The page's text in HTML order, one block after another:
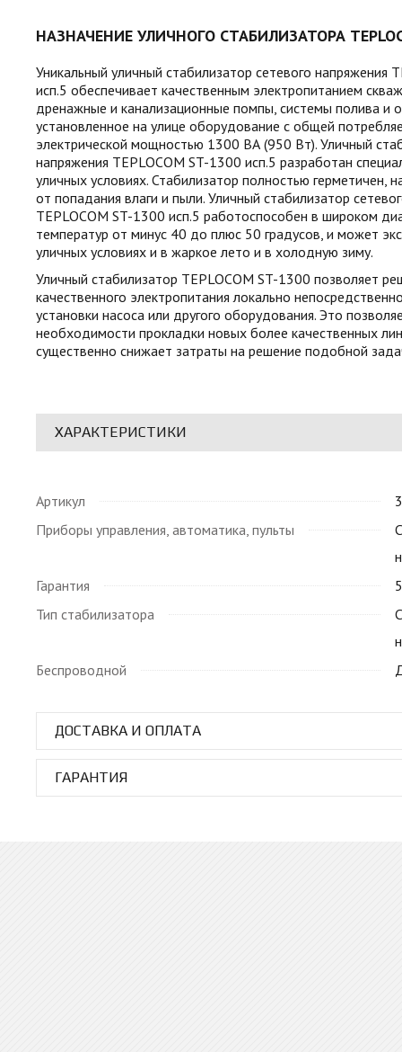
НАЗНАЧЕНИЕ УЛИЧНОГО СТАБИЛИЗАТОРА
Уникальный уличный стабилизатор сетевого напряжения
исп.5 обеспечивает качественным электропитанием
дренажные и канализационные помпы, системы полива и
установленное на улице оборудование с общей
электрической мощностью 1300 ВА (950 Вт). Уличный
напряжения TEPLOCOM ST-1300 исп.5 разработан
уличных условиях. Стабилизатор полностью герметичен,
от попадания влаги и пыли. Уличный стабилизатор
TEPLOCOM ST-1300 исп.5 работоспособен в широком
температур от минус 40 до плюс 50 градусов, и может
уличных условиях и в жаркое лето и в холодную зиму.
Уличный стабилизатор TEPLOCOM ST-1300 позволяет
качественного электропитания локально
установки насоса или другого оборудования. Это
необходимости прокладки новых более качественных
существенно снижает затраты на решение подобной
ХАРАКТЕРИСТИКИ
Артикул
Приборы управления, автоматика, пульты
Гарантия
Тип стабилизатора
Беспроводной
ДОСТАВКА И ОПЛАТА
ГАРАНТИЯ